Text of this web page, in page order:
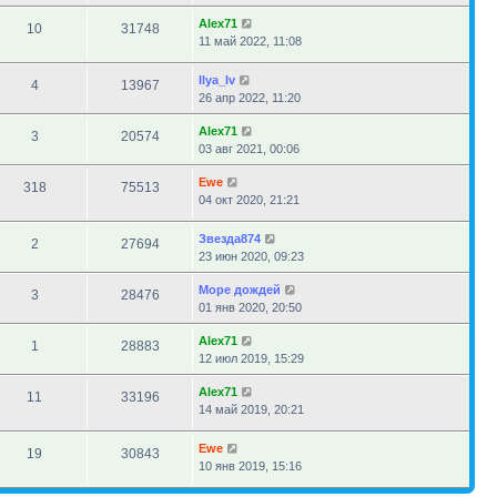
10 31748
Alex71
11 май 2022, 11:08
4 13967
Ilya_Iv
26 апр 2022, 11:20
3 20574
Alex71
03 авг 2021, 00:06
318 75513
Ewe
04 окт 2020, 21:21
2 27694
Звезда874
23 июн 2020, 09:23
3 28476
Море дождей
01 янв 2020, 20:50
1 28883
Alex71
12 июл 2019, 15:29
11 33196
Alex71
14 май 2019, 20:21
19 30843
Ewe
10 янв 2019, 15:16